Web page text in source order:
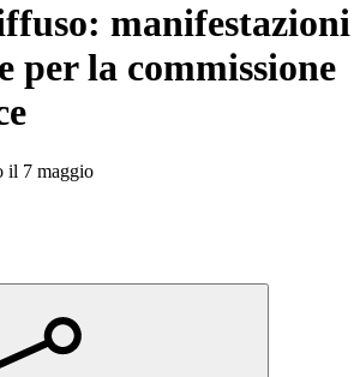
manifestazioni
per la commissione
il 7 maggio